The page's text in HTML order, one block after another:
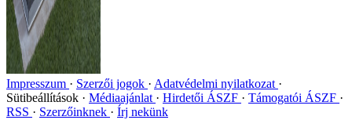
Impresszum Szerzői jogok
Adatvédelmi nyilatkozat
Sütibeállítások
Médiaajánlat Hirdetői ÁSZF
Támogatói ÁSZF
RSS
Szerzőinknek Írj nekünk